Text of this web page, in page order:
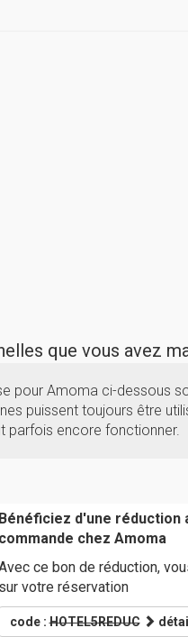
que vous avez
pour Amoma ci-dessous
puissent toujours être
parfois encore fonctionner.
Bénéficiez d'une réduction
commande chez Amoma
ce bon de réduction,
sur votre réservation
code :HOTEL5REDUC